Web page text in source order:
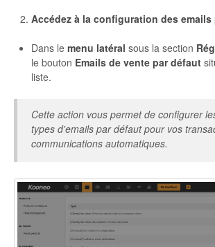
Accédez à la configuration des emails
Dans le menu latéral sous la section
le bouton Emails de vente par défaut
liste.
Cette action vous permet de configurer
types d'emails par défaut pour vos
communications automatiques.